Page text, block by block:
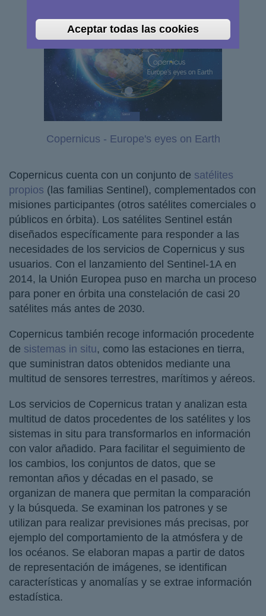
Copernicus - Europe's eyes on Earth
Copernicus cuenta con un conjunto de satélites
propios (las familias Sentinel), complementados con
misiones participantes (otros satélites comerciales o
públicos en órbita). Los satélites Sentinel están
diseñados específicamente para responder a las
necesidades de los servicios de Copernicus y sus
usuarios. Con el lanzamiento del Sentinel-1A en
2014, la Unión Europea puso en marcha un proceso
para poner en órbita una constelación de casi 20
satélites más antes de 2030.
Copernicus también recoge información procedente
de sistemas in situ, como las estaciones en tierra,
que suministran datos obtenidos mediante una
multitud de sensores terrestres, marítimos y aéreos.
Los servicios de Copernicus tratan y analizan esta
multitud de datos procedentes de los satélites y los
sistemas in situ para transformarlos en información
con valor añadido. Para facilitar el seguimiento de
los cambios, los conjuntos de datos, que se
remontan años y décadas en el pasado, se
organizan de manera que permitan la comparación
y la búsqueda. Se examinan los patrones y se
utilizan para realizar previsiones más precisas, por
ejemplo del comportamiento de la atmósfera y de
los océanos. Se elaboran mapas a partir de datos
de representación de imágenes, se identifican
características y anomalías y se extrae información
estadística.
Aceptar todas las cookies